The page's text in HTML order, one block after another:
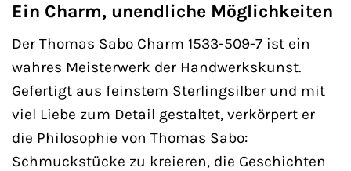
Ein Charm, unendliche Möglichkeiten
Der Thomas Sabo Charm 1533-509-7 ist ein
wahres Meisterwerk der Handwerkskunst.
Gefertigt aus feinstem Sterlingsilber und mit
viel Liebe zum Detail gestaltet, verkörpert er
die Philosophie von Thomas Sabo:
Schmuckstücke zu kreieren, die Geschichten